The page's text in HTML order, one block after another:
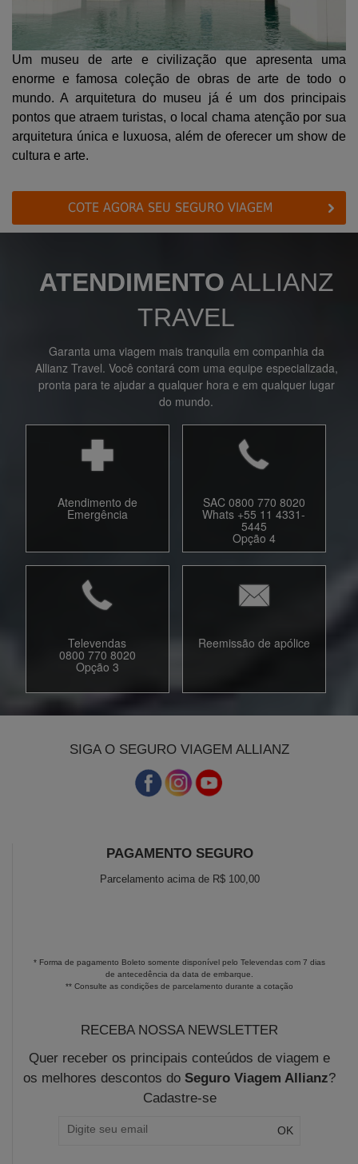
Um museu de arte e civilização que apresenta uma
enorme e famosa coleção de obras de arte de todo o
mundo. A arquitetura do museu já é um dos principais
pontos que atraem turistas, o local chama atenção por sua
arquitetura única e luxuosa, além de oferecer um show de
cultura e arte.
COTE AGORA SEU SEGURO VIAGEM
ATENDIMENTO ALLIANZ
TRAVEL
Garanta uma viagem mais tranquila em companhia da
Allianz Travel. Você contará com uma equipe especializada,
pronta para te ajudar a qualquer hora e em qualquer lugar
do mundo.
Atendimento de
Emergência
SAC 0800 770 8020
Whats +55 11 4331-
5445
Opção 4
Televendas
0800 770 8020
Opção 3
Reemissão de apólice
SIGA O SEGURO VIAGEM ALLIANZ
PAGAMENTO SEGURO
Parcelamento acima de R$ 100,00
* Forma de pagamento Boleto somente disponível pelo Televendas com 7 dias
de antecedência da data de embarque.
** Consulte as condições de parcelamento durante a cotação
RECEBA NOSSA NEWSLETTER
Quer receber os principais conteúdos de viagem e
os melhores descontos do Seguro Viagem Allianz?
Cadastre-se